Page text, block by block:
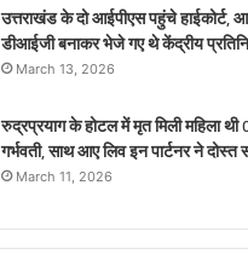
उत्तराखंड के दो आईपीएस पहुंचे हाईकोर्ट,
डीआईजी बनाकर भेजे गए थे केंद्रीय
March 13, 2026
रुद्रप्रयाग के होटल में मृत मिली महिला थी
गर्भवती, साथ आए लिव इन पार्टनर ने दोस्त
March 11, 2026